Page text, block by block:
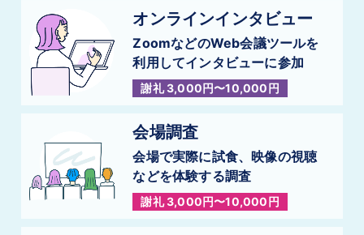
オンラインインタビュー
ZoomなどのWeb会議ツールを
利用してインタビューに参加
謝礼 3,000円〜10,000円
会場調査
会場で実際に試食、映像の視聴
などを体験する調査
謝礼 3,000円〜10,000円